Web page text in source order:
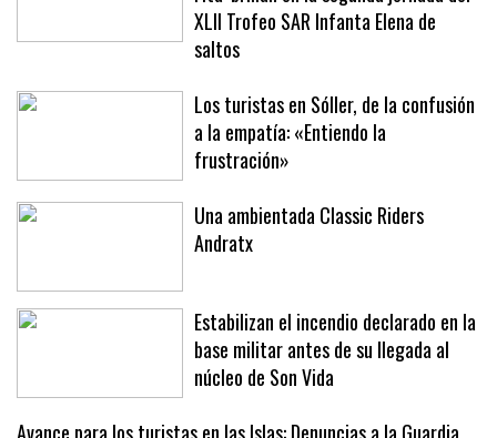
José Francisco Lloreda y ‘Norton de Sa
Fita’ brillan en la segunda jornada del
XLII Trofeo SAR Infanta Elena de
saltos
Los turistas en Sóller, de la confusión
a la empatía: «Entiendo la
frustración»
Una ambientada Classic Riders
Estabilizan el incendio declarado en la
base militar antes de su llegada al
núcleo de Son Vida